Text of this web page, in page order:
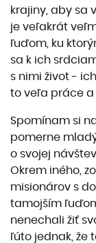
krajiny, aby sa
je veľakrát
ľuďom, ku
sa k ich
s nimi život -
to veľa práce a
Spomínam si
pomerne
o svojej
Okrem iného,
misionárov s
tamojším
nenechali žiť
ľúto jednak, že